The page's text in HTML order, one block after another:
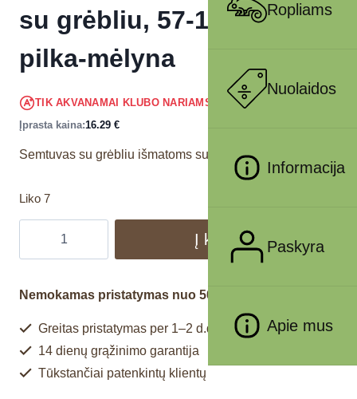
Ropliams
Nuolaidos
Informacija
Paskyra
Apie mus
su grėbliu, 57-102 cm,
pilka-mėlyna
TIK AKVANAMAI KLUBO NARIAMS 15.48
Įprasta kaina:16.29 €
Semtuvas su grėbliu išmatoms surinkti.
Liko 7
Į krepšelį
Nemokamas pristatymas nuo 50€
Greitas pristatymas per 1–2 d.d.
14 dienų grąžinimo garantija
Tūkstančiai patenkintų klientų